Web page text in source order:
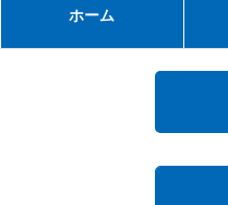
ホーム